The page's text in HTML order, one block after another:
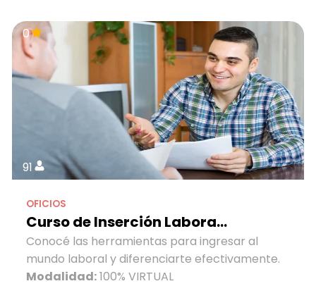
0
91
OFICIOS
Curso de Inserción Labora...
Conocé las herramientas para ingresar al
mundo laboral y diferenciarte efectivamente.
Modalidad:100% VIRTUAL